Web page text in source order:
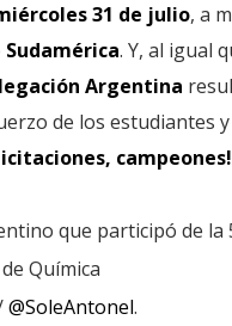
31 de julio, a
Sudamérica. Y, al igual
Argentina
de los estudiantes y
campeones!
@SoleAntonel.